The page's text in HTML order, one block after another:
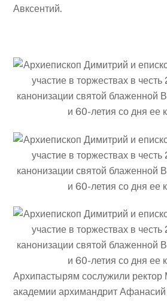
Авксентий.
Архипастырям сослужили ректор
академии архимандрит